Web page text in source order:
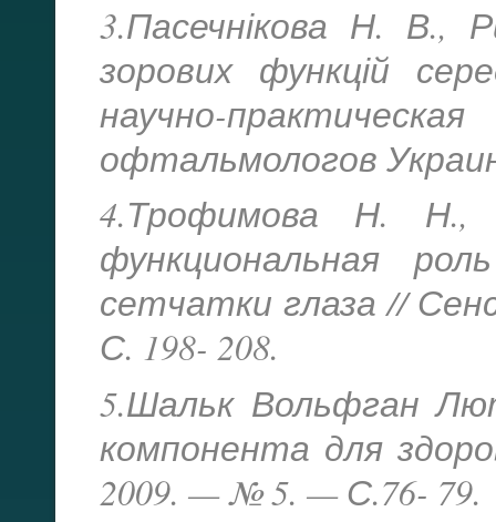
3.Пасечнікова Н. В.,
зорових функцій
научно-
офтальмологов
4.Трофимова Н.
функциональная
сетчатки глаза //
С. 198- 208.
5.Шальк Вольфган
компонента для
2009. — № 5. — С.76- 79.